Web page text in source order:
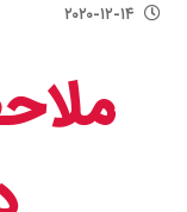
۲۰۲۰-۱۲-۱۴